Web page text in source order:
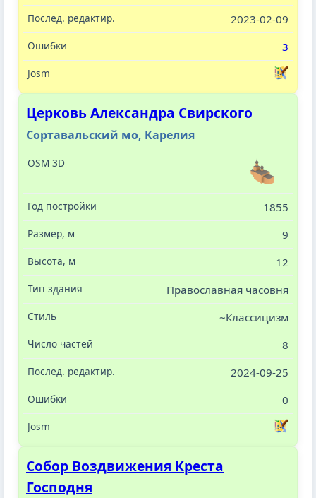
2023-02-09
3
Церковь Александра Свирского
Сортавальский мо, Карелия
1855
9
12
Православная часовня
~Классицизм
8
2024-09-25
0
Собор Воздвижения Креста
Господня